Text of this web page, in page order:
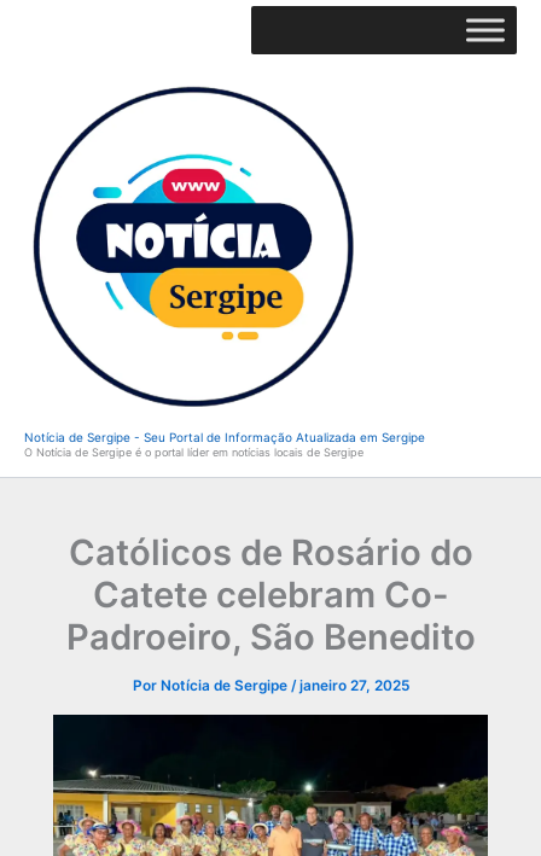
Notícia de Sergipe - Seu Portal de Informação Atualizada em Sergipe
O Notícia de Sergipe é o portal líder em notícias locais de Sergipe
Católicos de Rosário do
Catete celebram Co-
Padroeiro, São Benedito
Por Notícia de Sergipe /janeiro 27, 2025